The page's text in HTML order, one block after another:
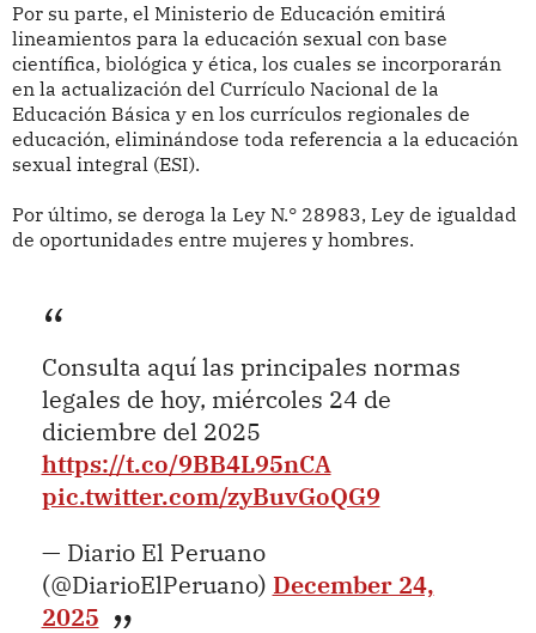
Por su parte, el Ministerio de Educación emitirá
lineamientos para la educación sexual con base
científica, biológica y ética, los cuales se incorporarán
en la actualización del Currículo Nacional de la
Educación Básica y en los currículos regionales de
educación, eliminándose toda referencia a la educación
sexual integral (ESI).
Por último, se deroga la Ley N.° 28983, Ley de igualdad
de oportunidades entre mujeres y hombres.
Consulta aquí las principales normas
legales de hoy, miércoles 24 de
diciembre del 2025
https://t.co/9BB4L95nCA
pic.twitter.com/zyBuvGoQG9
— Diario El Peruano
(@DiarioElPeruano) December 24,
2025